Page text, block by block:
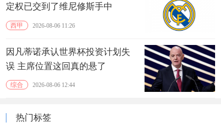
定权已交到了维尼修斯手中
西甲 2026-08-06 11:26
因凡蒂诺承认世界杯投资计划失
误 主席位置这回真的悬了
综合 2026-08-06 12:44
热门标签